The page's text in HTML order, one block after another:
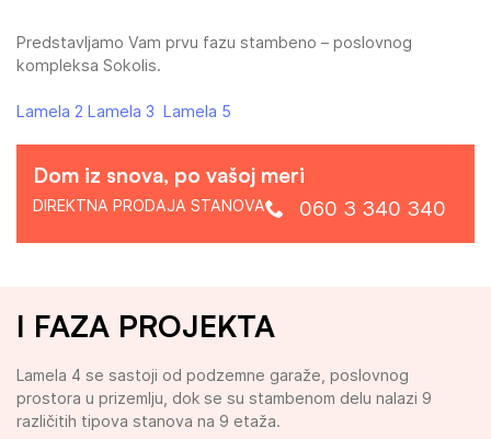
Predstavljamo Vam prvu fazu stambeno – poslovnog
kompleksa Sokolis.
Lamela 2 Lamela 3 Lamela 5
Dom iz snova, po vašoj meri
DIREKTNA PRODAJA STANOVA 060 3 340 340
I FAZA PROJEKTA
Lamela 4 se sastoji od podzemne garaže, poslovnog
prostora u prizemlju, dok se su stambenom delu nalazi 9
različitih tipova stanova na 9 etaža.